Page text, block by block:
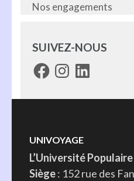
Nos engagements
SUIVEZ-NOUS
FacebookInstagram
LinkedIn
UNIVOYAGE
L’Université
Siège: 152 rue des